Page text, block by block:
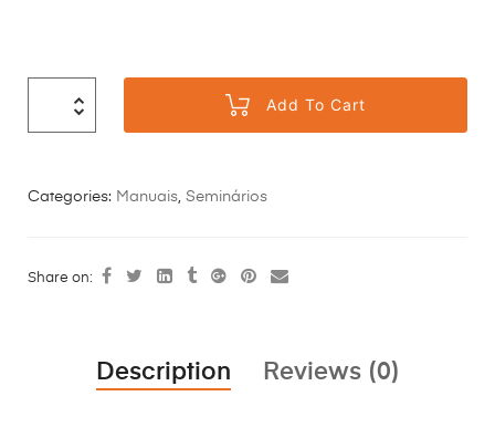
Add To Cart
Categories: Manuais Seminários
Share on:
Description Reviews (0)